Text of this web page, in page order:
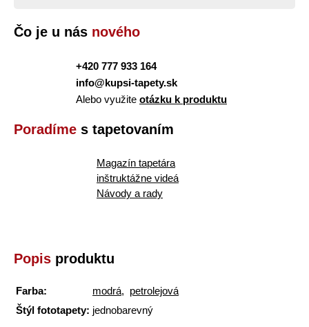
Čo je u nás nového
+420 777 933 164
info@kupsi-tapety.sk
Alebo využite otázku k produktu
Poradíme s tapetovaním
Magazín tapetára
inštruktážne videá
Návody a rady
Popis produktu
Farba: modrá, petrolejová
Štýl fototapety: jednobarevný